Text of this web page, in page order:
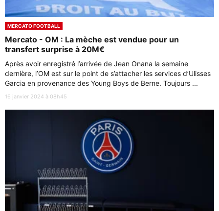
MERCATO FOOTBALL
Mercato - OM : La mèche est vendue pour un
transfert surprise à 20M€
Après avoir enregistré l’arrivée de Jean Onana la semaine
dernière, l’OM est sur le point de s’attacher les services d’Ulisses
Garcia en provenance des Young Boys de Berne. Toujours ...
16 janvier 2024 à 08h45